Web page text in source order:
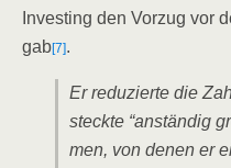
Inves­t­ing den Vor­zug vor
gab[7].
Er redu­zier­te die
steck­te “anstän­dig
men, von denen er